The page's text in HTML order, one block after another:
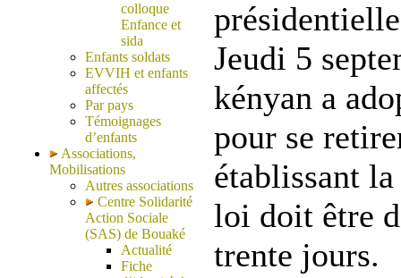
colloque
Enfance et
sida
Enfants soldats
EVVIH et enfants
affectés
Par pays
Témoignages
d’enfants
Associations,
Mobilisations
Autres associations
Centre Solidarité
Action Sociale
(SAS) de Bouaké
Actualité
Fiche
Jeudi 5
kényan a
pour se
établissant
loi doit être
trente jours.